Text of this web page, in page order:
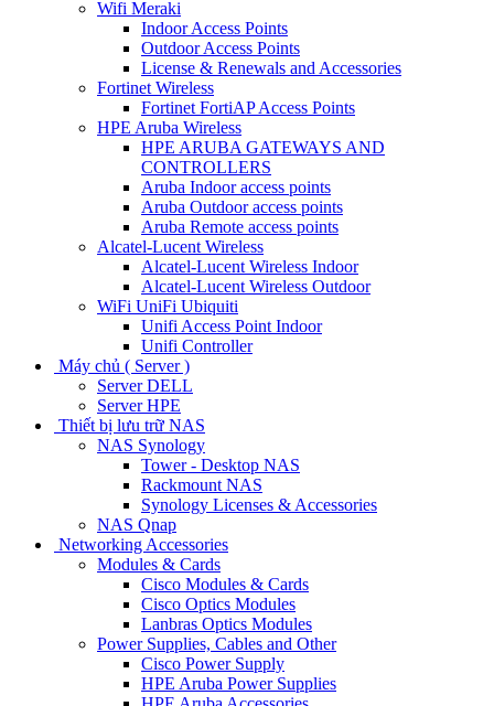
Wifi Meraki
Indoor Access Points
Outdoor Access Points
License & Renewals and Accessories
Fortinet Wireless
Fortinet FortiAP Access Points
HPE Aruba Wireless
HPE ARUBA GATEWAYS AND
CONTROLLERS
Aruba Indoor access points
Aruba Outdoor access points
Aruba Remote access points
Alcatel-Lucent Wireless
Alcatel-Lucent Wireless Indoor
Alcatel-Lucent Wireless Outdoor
WiFi UniFi Ubiquiti
Unifi Access Point Indoor
Unifi Controller
Máy chủ ( Server )
Server DELL
Server HPE
Thiết bị lưu trữ NAS
NAS Synology
Tower - Desktop NAS
Rackmount NAS
Synology Licenses & Accessories
NAS Qnap
Networking Accessories
Modules & Cards
Cisco Modules & Cards
Cisco Optics Modules
Lanbras Optics Modules
Power Supplies, Cables and Other
Cisco Power Supply
HPE Aruba Power Supplies